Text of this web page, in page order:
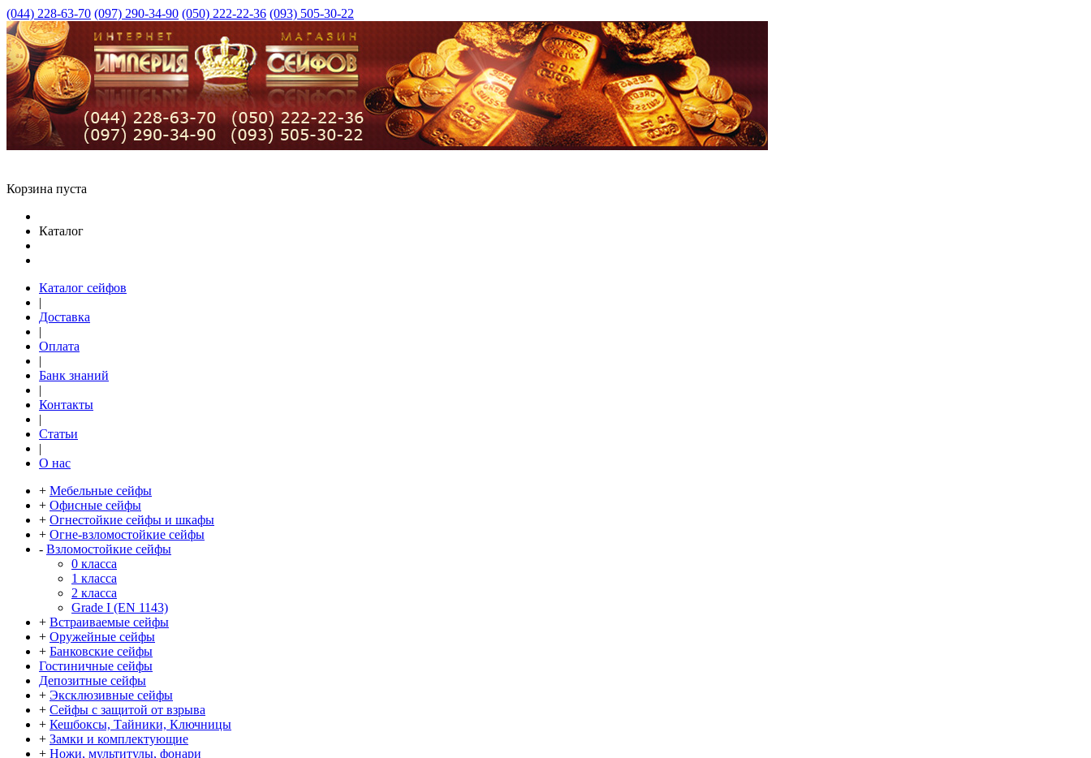
(044) 228-63-70 (097) 290-34-90 (050) 222-22-36 (093) 505-30-22
Корзина пуста
Каталог
Каталог сейфов
|
Доставка
|
Оплата
|
Банк знаний
|
Контакты
|
Статьи
|
О нас
+ Мебельные сейфы
+ Офисные сейфы
+ Огнестойкие сейфы и шкафы
+ Огне-взломостойкие сейфы
- Взломостойкие сейфы
0 класса
1 класса
2 класса
Grade I (EN 1143)
+ Встраиваемые сейфы
+ Оружейные сейфы
+ Банковские сейфы
Гостиничные сейфы
Депозитные сейфы
+ Эксклюзивные сейфы
+ Сейфы с защитой от взрыва
+ Кешбоксы, Тайники, Ключницы
+ Замки и комплектующие
+ Ножи, мультитулы, фонари